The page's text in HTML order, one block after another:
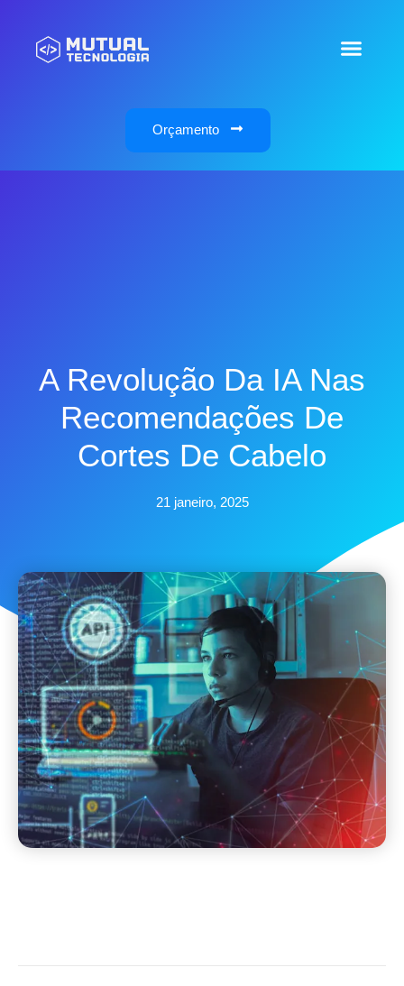
Orçamento
A Revolução Da IA Nas
Recomendações De
Cortes De Cabelo
21 janeiro, 2025